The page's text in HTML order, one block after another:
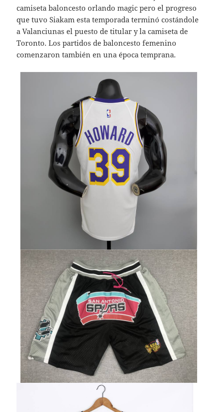
camiseta baloncesto orlando magic pero el progreso
que tuvo Siakam esta temporada terminó costándole
a Valanciunas el puesto de titular y la camiseta de
Toronto. Los partidos de baloncesto femenino
comenzaron también en una época temprana.